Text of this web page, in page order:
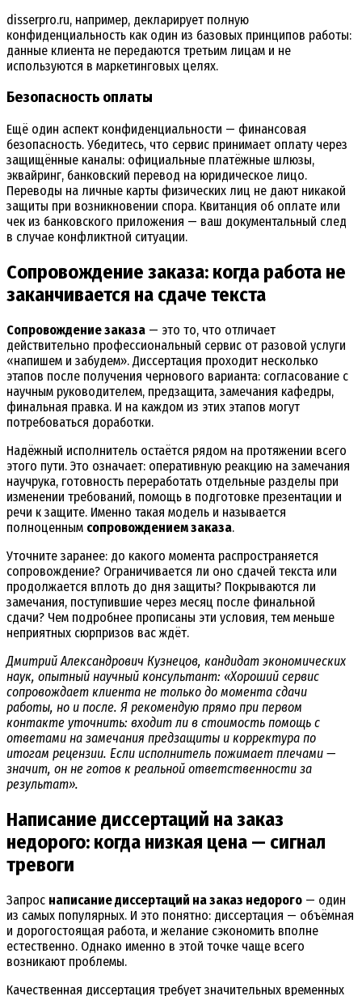
disserpro.ru, например, декларирует полную
конфиденциальность как один из базовых принципов работы:
данные клиента не передаются третьим лицам и не
используются в маркетинговых целях.
Безопасность оплаты
Ещё один аспект конфиденциальности — финансовая
безопасность. Убедитесь, что сервис принимает оплату через
защищённые каналы: официальные платёжные шлюзы,
эквайринг, банковский перевод на юридическое лицо.
Переводы на личные карты физических лиц не дают никакой
защиты при возникновении спора. Квитанция об оплате или
чек из банковского приложения — ваш документальный след
в случае конфликтной ситуации.
Сопровождение заказа: когда работа не
заканчивается на сдаче текста
Сопровождение заказа — это то, что отличает
действительно профессиональный сервис от разовой услуги
«напишем и забудем». Диссертация проходит несколько
этапов после получения чернового варианта: согласование с
научным руководителем, предзащита, замечания кафедры,
финальная правка. И на каждом из этих этапов могут
потребоваться доработки.
Надёжный исполнитель остаётся рядом на протяжении всего
этого пути. Это означает: оперативную реакцию на замечания
научрука, готовность переработать отдельные разделы при
изменении требований, помощь в подготовке презентации и
речи к защите. Именно такая модель и называется
полноценным сопровождением заказа.
Уточните заранее: до какого момента распространяется
сопровождение? Ограничивается ли оно сдачей текста или
продолжается вплоть до дня защиты? Покрываются ли
замечания, поступившие через месяц после финальной
сдачи? Чем подробнее прописаны эти условия, тем меньше
неприятных сюрпризов вас ждёт.
Дмитрий Александрович Кузнецов, кандидат экономических
наук, опытный научный консультант: «Хороший сервис
сопровождает клиента не только до момента сдачи
работы, но и после. Я рекомендую прямо при первом
контакте уточнить: входит ли в стоимость помощь с
ответами на замечания предзащиты и корректура по
итогам рецензии. Если исполнитель пожимает плечами —
значит, он не готов к реальной ответственности за
результат».
Написание диссертаций на заказ
недорого: когда низкая цена — сигнал
тревоги
Запрос написание диссертаций на заказ недорого — один
из самых популярных. И это понятно: диссертация — объёмная
и дорогостоящая работа, и желание сэкономить вполне
естественно. Однако именно в этой точке чаще всего
возникают проблемы.
Качественная диссертация требует значительных временных